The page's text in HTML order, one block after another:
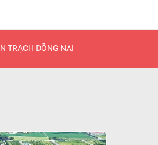
TRẠCH ĐỒNG NAI